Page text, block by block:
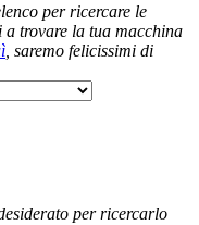
per ricercare le
a trovare la tua macchina
, saremo felicissimi di
per ricercarlo